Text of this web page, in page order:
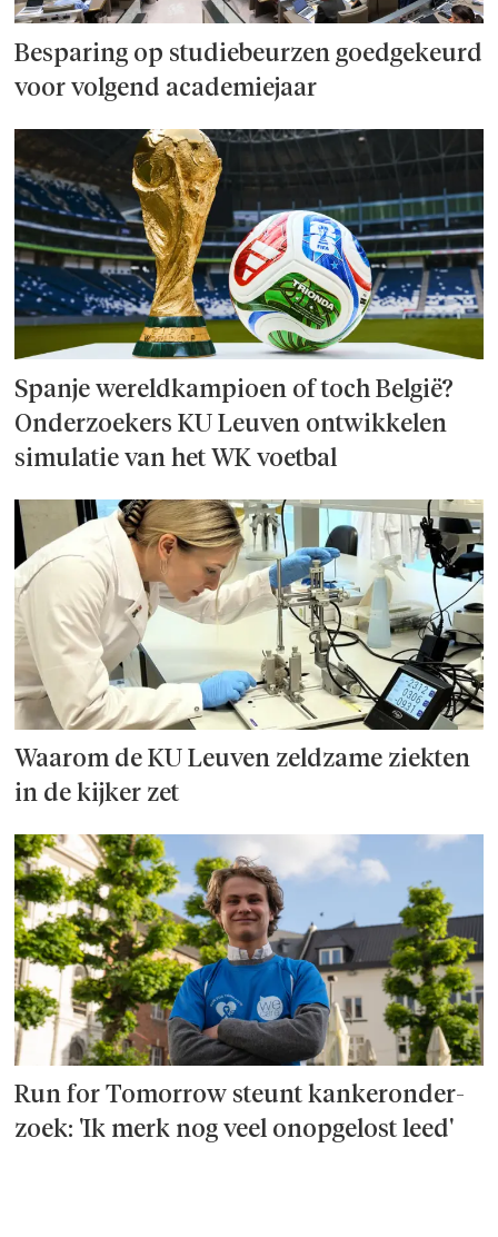
Besparing op studie­beurzen goed­ge­keurd
voor volgend academiejaar
Spanje wereld­kampioen of toch België?
Onderzoek­ers KU Leuven ontwikkelen
simulatie van het WK voetbal
Waarom de KU Leuven zeldzame ziekten
in de kijker zet
Run for Tomorrow steunt kanker­onder­
zoek: 'Ik merk nog veel onopgelost leed'